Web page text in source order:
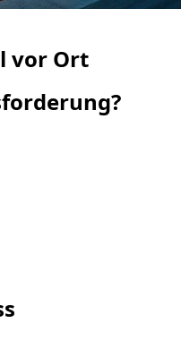
vor Ort